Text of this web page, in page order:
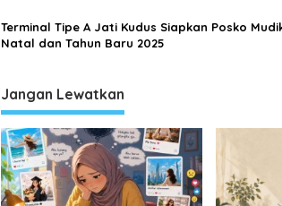
Terminal Tipe A Jati Kudus Siapkan Posko
Natal dan Tahun Baru 2025
Jangan Lewatkan